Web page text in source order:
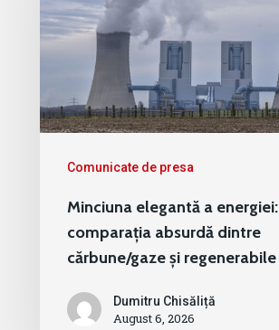
Comunicate de presa
Minciuna elegantă a energiei:
comparația absurdă dintre
cărbune/gaze și regenerabile
Dumitru Chisăliță
August 6, 2026